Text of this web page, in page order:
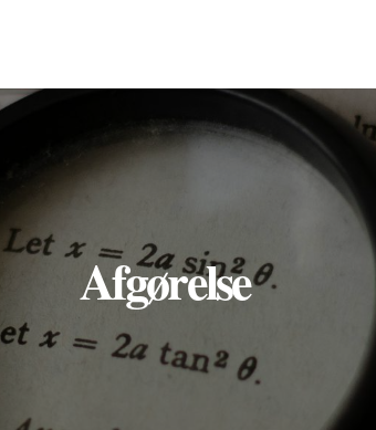
Afgørelse